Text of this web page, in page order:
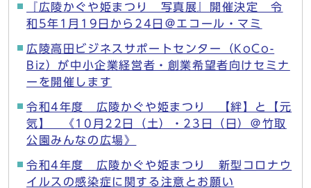
『広陵かぐや姫まつり 写真展』開催決定 令
和5年1月19日から24日＠エコール・マミ
広陵高田ビジネスサポートセンター（KoCo-
Biz）が中小企業経営者・創業希望者向けセミナ
ーを開催します
令和4年度 広陵かぐや姫まつり 【絆】と【元
気】 《10月22日（土）・23日（日）＠竹取
公園みんなの広場》
令和4年度 広陵かぐや姫まつり 新型コロナウ
イルスの感染症に関する注意とお願い